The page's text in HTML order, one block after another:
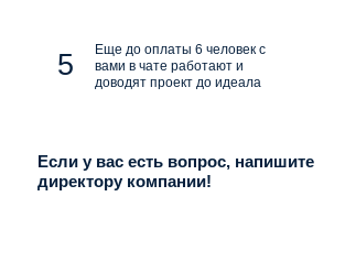
Еще до оплаты 6 человек с
вами в чате работают и
доводят проект до идеала
Если у вас есть вопрос, напишите
директору компании!